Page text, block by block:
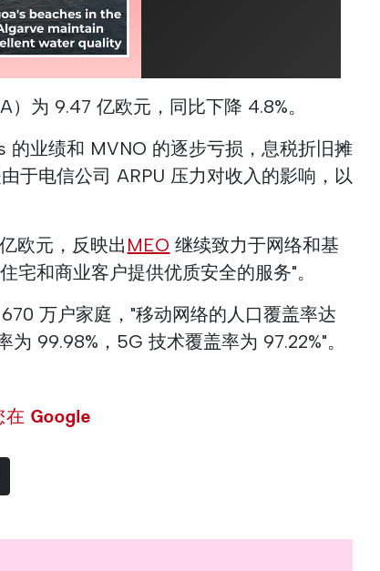
为 9.47 亿欧元，同比下降 4.8%。
业绩和 MVNO 的逐步亏损，息税折旧摊
于电信公司 ARPU 压力对收入的影响，以
欧元，反映出 MEO 继续致力于网络和基
宅和商业客户提供优质安全的服务"。
万户家庭，"移动网络的人口覆盖率达
99.98%，5G 技术覆盖率为 97.22%"。
在 Google